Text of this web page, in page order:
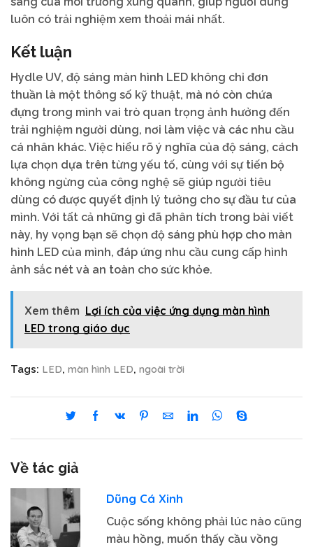
luôn có trải nghiệm xem thoải mái nhất.
Kết luận
Hydle UV, độ sáng màn hình LED không chỉ đơn
thuần là một thông số kỹ thuật, mà nó còn chứa
đựng trong mình vai trò quan trọng ảnh hưởng đến
trải nghiệm người dùng, nơi làm việc và các nhu cầu
cá nhân khác. Việc hiểu rõ ý nghĩa của độ sáng, cách
lựa chọn dựa trên từng yếu tố, cùng với sự tiến bộ
không ngừng của công nghệ sẽ giúp người tiêu
dùng có được quyết định lý tưởng cho sự đầu tư của
mình. Với tất cả những gì đã phân tích trong bài viết
này, hy vọng bạn sẽ chọn độ sáng phù hợp cho màn
hình LED của mình, đáp ứng nhu cầu cung cấp hình
ảnh sắc nét và an toàn cho sức khỏe.
Xem thêm Lợi ích của việc ứng dụng màn hình
LED trong giáo dục
Tags: LED, màn hình LED, ngoài trời
Về tác giả
Dũng Cá Xinh
Cuộc sống không phải lúc nào cũng
màu hồng, muốn thấy cầu vồng